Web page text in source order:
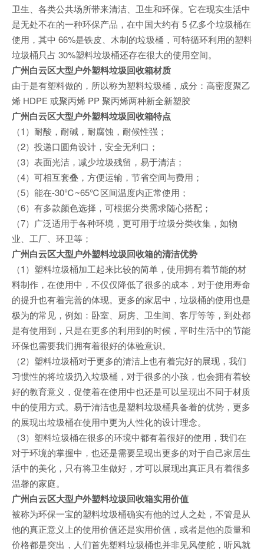
卫生、各类公共场所带来清洁、卫生和环保。它在现实生活中
是无处不在的一种环保产品，在中国大约有 5 亿多个垃圾桶在
使用，其中 66%是铁皮、木制的垃圾桶，可特循环利用的塑料
垃圾桶只占 30%塑料垃圾桶还存在很大的使用空间。
广州白云区大型户外塑料垃圾回收箱材质
由于是有塑料做的，所以称为塑料垃圾桶，成分：高密度聚乙
烯 HDPE 或聚丙烯 PP 聚丙烯两种新全新塑胶
广州白云区大型户外塑料垃圾回收箱特点
（1）耐酸，耐碱，耐腐蚀，耐候性强；
（2）投递口圆角设计，安全无利口；
（3）表面光洁，减少垃圾残留，易于清洁；
（4）可相互套叠，方便运输，节省空间与费用；
（5）能在-30℃~65℃区间温度内正常使用；
（6）有多款颜色选择，可根据分类需求随心搭配；
（7）广泛适用于各种环境，更可用于垃圾分类收集，如物
业、工厂、环卫等；
广州白云区大型户外塑料垃圾回收箱的清洁优势
（1）塑料垃圾桶加工起来比较的简单，使用拥有着节能的材
料制作，在使用中，不仅仅降低了很多的成本，对于使用寿命
的提升也有着完善的体现。更多的家居中，垃圾桶的使用也是
极为的常见，例如：卧室、厨房、卫生间、客厅等等，到处都
是有使用到，只是在更多的利用到的时候，平时生活中的节能
环保也需要我们拥有着很好的体验意识。
（2）塑料垃圾桶对于更多的清洁上也有着完好的展现，我们
习惯性的将垃圾扔入垃圾桶，对于很多的小孩，也会拥有着较
好的教育意义，促使着在使用中也还是可以呈现出不同于材质
中的使用方式。易于清洁也是塑料垃圾桶具备着的优势，更多
的展现出垃圾桶在使用中更为人性化的设计理念。
（3）塑料垃圾桶在很多的环境中都有着很好的使用，我们在
对于环境的掌握中，也还是需要呈现出更多的对于自己家居生
活中的美化，只有将卫生做好，才可以展现出真正具有着很多
温馨的家庭。
广州白云区大型户外塑料垃圾回收箱实用价值
被称为环保一宝的塑料垃圾桶确实有他的过人之处，不管是从
他的真正意义上的使用价值还是实用价值，或者是他的质量和
价格都是突出，人们首先塑料垃圾桶也并非见风使舵，听风就